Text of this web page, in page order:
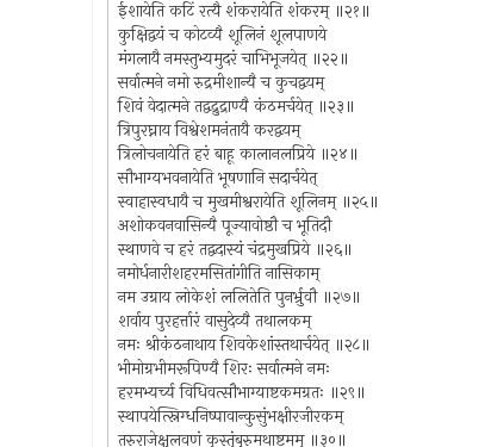
ईशायेति कटिं रत्यै शंकरायेति शंकरम् ॥२१॥
कुक्षिद्वयं च कोटव्यै शूलिनं शूलपाणये
मंगलायै नमस्तुभ्यमुदरं चाभिभूजयेत् ॥२२॥
सर्वात्मने नमो रुद्रमीशान्यै च कुचद्वयम्
शिवं वेदात्मने तद्वद्रुद्राण्यै कंठमर्चयेत् ॥२३॥
त्रिपुरघ्नाय विश्वेशमनंतायै करद्वयम्
त्रिलोचनायेति हरं बाहू कालानलप्रिये ॥२४॥
सौभाग्यभवनायेति भूषणानि सदार्चयेत्
स्वाहास्वधायै च मुखमीश्वरायेति शूलिनम् ॥२५॥
अशोकवनवासिन्यै पूज्यावोष्ठौ च भूतिदौ
स्थाणवे च हरं तद्वदास्यं चंद्रमुखप्रिये ॥२६॥
नमोर्धनारीशहरमसितांगीति नासिकाम्
नम उग्राय लोकेशं ललितेति पुनर्भ्रुवौ ॥२७॥
शर्वाय पुरहर्त्तारं वासुदेव्यै तथालकम्
नमः श्रीकंठनाथाय शिवकेशांस्तथार्चयेत् ॥२८॥
भीमोग्रभीमरूपिण्यै शिरः सर्वात्मने नमः
हरमभ्यर्च्य विधिवत्सौभाग्याष्टकमग्रतः ॥२९॥
स्थापयेत्स्निग्धनिष्पावान्कुसुंभक्षीरजीरकम्
तरुराजेक्षुलवणं कुस्तुंबुरुमथाष्टमम् ॥३०॥